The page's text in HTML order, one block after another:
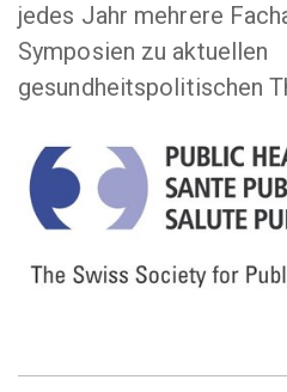
jedes Jahr mehrere
Symposien zu aktuellen
gesundheitspolitischen